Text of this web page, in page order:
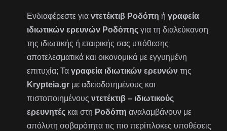
Ενδιαφέρεστε γιαντετέκτιβ Ροδόπη ήγραφεία
ιδιωτικών ερευνών Ροδόπης για τη διαλεύκανση
της ιδιωτικής ή εταιρικής σας υπόθεσης
αποτελεσματικά και οικονομικά με εγγυημένη
επιτυχία; Ταγραφεία ιδιωτικών ερευνών της
Krypteia.gr με αδειοδοτημένους και
πιστοποιημένουςντετέκτιβ – ιδιωτικούς
ερευνητές και στη Ροδόπη αναλαμβάνουν με
απόλυτη σοβαρότητα τις πιο περίπλοκες υποθέσεις